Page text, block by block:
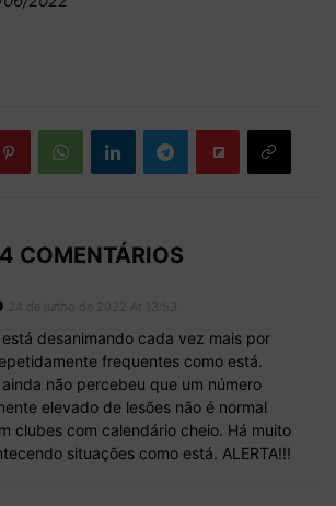
4 COMENTÁRIOS
desanimando cada vez mais por
frequentes como está.
não percebeu que um número
elevado de lesões não é normal
clubes com calendário cheio. Há muito
situações como está. ALERTA!!!